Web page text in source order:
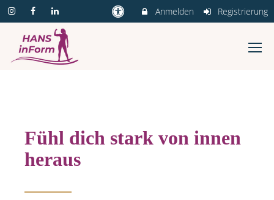
Anmelden Registrierung
Fühl dich stark von innen
heraus
_______